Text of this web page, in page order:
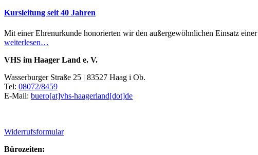
Kursleitung seit 40 Jahren
Mit einer Ehrenurkunde honorierten wir den außergewöhnlichen Einsatz
weiterlesen…
VHS im Haager Land e. V.
Wasserburger Straße 25 | 83527 Haag i Ob.
Tel: 08072/8459
E-Mail: buero[at]vhs-haagerland[dot]de
Widerrufsformular
Bürozeiten: